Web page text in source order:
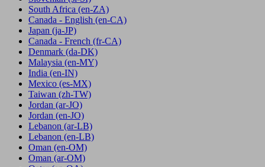
South Africa (en-ZA)
Canada - English (en-CA)
Japan (ja-JP)
Canada - French (fr-CA)
Denmark (da-DK)
Malaysia (en-MY)
India (en-IN)
Mexico (es-MX)
Taiwan (zh-TW)
Jordan (ar-JO)
Jordan (en-JO)
Lebanon (ar-LB)
Lebanon (en-LB)
Oman (en-OM)
Oman (ar-OM)